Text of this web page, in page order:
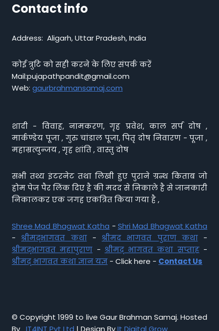
Contact info
Address: Aligarh, Uttar Pradesh, India
कोई त्रुटि को सही करने के लिए संपर्क करें
Mail:pujapathpandit@gmail.com
Web: gaurbrahmansamaj.com
शादी - विवाह, नामकरण, गृह प्रवेश, काल सर्प दोष ,
मार्कण्डेय पूजा , गुरु चांडाल पूजा, पितृ दोष निवारण - पूजा ,
महाम्रत्युन्जय , गृह शांति , वास्तु दोष
सभी तथ्य इंटरनेट तथा लिखी हुए पुराने ग्रन्थ किताब जो
होम पेज पैर लिंक दिए है की मदद से निकाले है से जानकारी
निकालकर एक जगह एकत्रित किया गया है ,
Shree Mad Bhagwat Katha - Shri Mad Bhagwat Katha
- श्रीमद्भागवत कथा- श्रीमद भागवत पुराण कथा-
श्रीमद्भागवत महापुराण - श्रीमद् भागवत कथा सप्ताह-
श्रीमद् भागवत कथा ज्ञान यज्ञ - Click here - Contact Us
© Copyright 1999 to live Gaur Brahman Samaj. Hosted
By IT4INT Pvt Ltd | Design ByIt Digital Grow